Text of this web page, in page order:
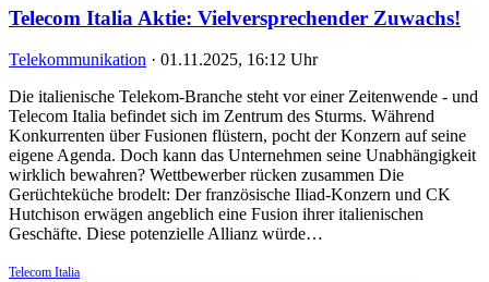
Telecom Italia Aktie: Vielversprechender Zuwachs!
Telekommunikation · 01.11.2025, 16:12 Uhr
Die italienische Telekom-Branche steht vor einer Zeitenwende - und
Telecom Italia befindet sich im Zentrum des Sturms. Während
Konkurrenten über Fusionen flüstern, pocht der Konzern auf seine
eigene Agenda. Doch kann das Unternehmen seine Unabhängigkeit
wirklich bewahren? Wettbewerber rücken zusammen Die
Gerüchteküche brodelt: Der französische Iliad-Konzern und CK
Hutchison erwägen angeblich eine Fusion ihrer italienischen
Geschäfte. Diese potenzielle Allianz würde…
Telecom Italia